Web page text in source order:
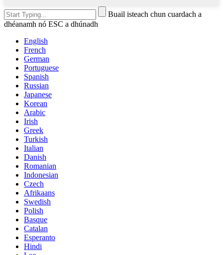
Buail isteach chun cuardach a
dhéanamh nó ESC a dhúnadh
English
French
German
Portuguese
Spanish
Russian
Japanese
Korean
Arabic
Irish
Greek
Turkish
Italian
Danish
Romanian
Indonesian
Czech
Afrikaans
Swedish
Polish
Basque
Catalan
Esperanto
Hindi